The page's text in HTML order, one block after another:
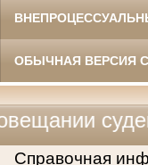
ОБЫЧНАЯ ВЕРСИЯ
судей
Справочная